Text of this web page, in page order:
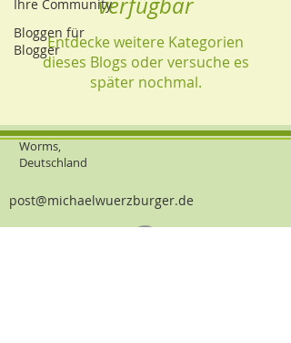
Ihre Community
Bloggen für
BloggerEntdecke weitere Kategorien
dieses Blogs oder versuche es
später nochmal.
Worms,
Deutschland
post@michaelwuerzburger.de